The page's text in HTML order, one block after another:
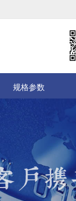
规格参数